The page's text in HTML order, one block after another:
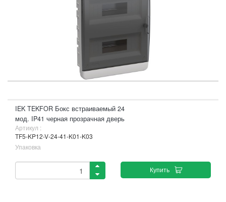
IEK TEKFOR Бокс встраиваемый 24
мод. IP41 черная прозрачная дверь
Артикул :
TF5-KP12-V-24-41-K01-K03
Упаковка
Купить